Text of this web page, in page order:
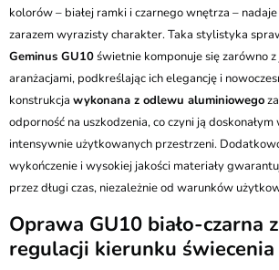
kolorów – białej ramki i czarnego wnętrza –
zarazem wyrazisty charakter. Taka stylistyka
Geminus GU10świetnie komponuje się zarówno
aranżacjami, podkreślając ich elegancję i
konstrukcja wykonana z odlewu aluminiowego
odporność na uszkodzenia, co czyni ją
intensywnie użytkowanych przestrzeni.
wykończenie i wysokiej jakości materiały
przez długi czas, niezależnie od warunków
Oprawa GU10 biało-czarna
regulacji kierunku świecenia